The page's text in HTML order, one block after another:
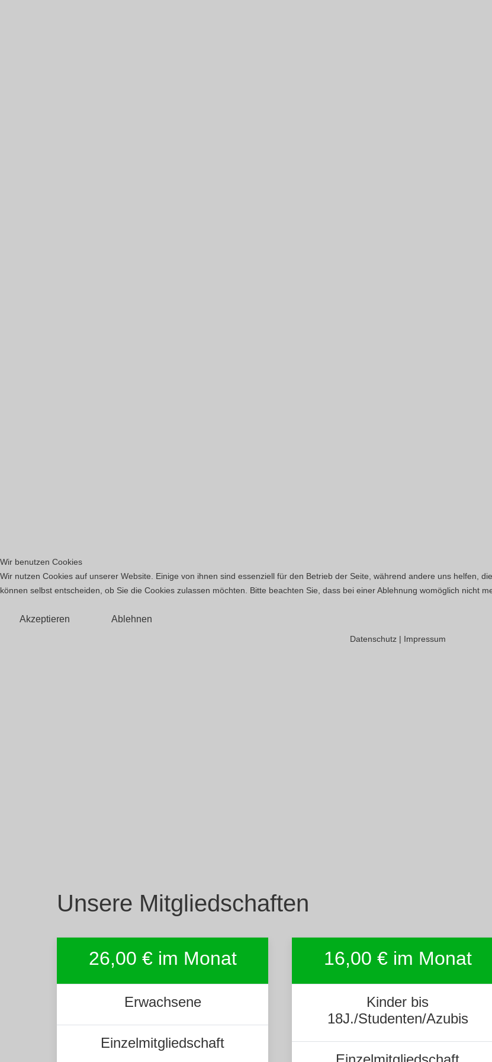
Unsere Mitgliedschaften
26,00 € im Monat
Erwachsene
Einzelmitgliedschaft
16,00 € im Monat
Kinder bis
18J./Studenten/Azubis
Wir benutzen Cookies
Wir nutzen Cookies auf unserer Website. Einige von ihnen sind essenziell für den Betrieb der Seite, während andere uns helfen,
können selbst entscheiden, ob Sie die Cookies zulassen möchten. Bitte beachten Sie, dass bei einer Ablehnung womöglich nicht
Akzeptieren Ablehnen
Datenschutz | Impressum